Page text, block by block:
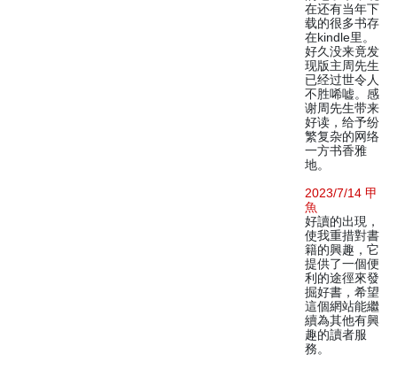
在还有当年下
载的很多书存
在kindle里。
好久没来竟发
现版主周先生
已经过世令人
不胜唏嘘。感
谢周先生带来
好读，给予纷
繁复杂的网络
一方书香雅
地。
2023/7/14 甲
魚
好讀的出現，
使我重措對書
籍的興趣，它
提供了一個便
利的途徑來發
掘好書，希望
這個網站能繼
續為其他有興
趣的讀者服
務。